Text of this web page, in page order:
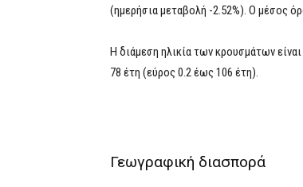
(ημερήσια μεταβολή -2.52%). Ο μέσος
Η διάμεση ηλικία των κρουσμάτων
78 έτη (εύρος 0.2 έως 106 έτη).
Γεωγραφική διασπορά